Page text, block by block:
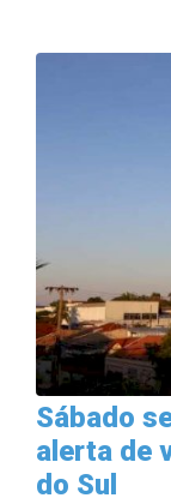
Sábado
alerta de
do Sul